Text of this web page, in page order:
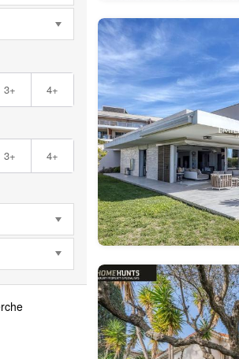
3+ 4+
3+ 4+